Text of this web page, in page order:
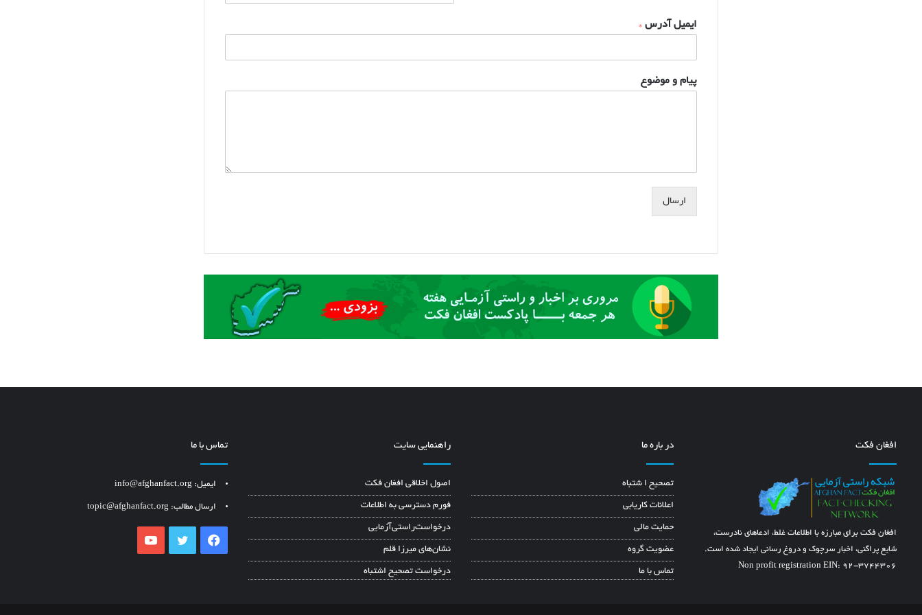
tایمیل آدرس *
پیام و موضوع
ارسال
افغان فکت
افغان فکت برای مبارزه با اطلاعات غلط، ادعاهای نادرست،
شایع پراگنی، اخبار سرچوک و دروغ رسانی ایجاد شده است.
Non profit registration EIN: 92-3744306
در باره ما
تصحیح ا شتباه
اعلانات کاریابی
حمایت مالی
عضویت گروه
تماس با ما
راهنمایی سایت
اصول اخلاقی افغان فکت
فورم دسترسی به اطلاعات
درخواست‌راستی‌آزمایی
نشان‌های میرزا قلم
درخواست تصحیح اشتباه
تماس با ما
ایمیل: info@afghanfact.org
ارسال مطالب: topic@afghanfact.org
Facebook
Twitter
YouTube